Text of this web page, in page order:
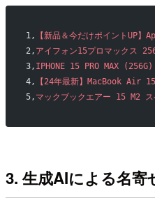
1,
【新品＆今だけポイントUP
2, アイフォン15プロマックス
3, IPHONE 15 PRO MAX
4,
【24年最新】MacBook Air
5, マックブックエアー 15 M2
3. 生成AIによる名寄